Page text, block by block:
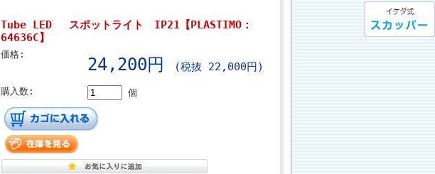
Tube LED スポットライト IP21【PLASTIMO：
64636C】
価格:
24,200円 (税抜 22,000円)
購入数: 個